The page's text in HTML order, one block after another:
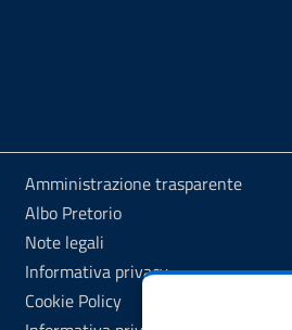
Amministrazione trasparente
Albo Pretorio
Note legali
Informativa privacy
Cookie Policy